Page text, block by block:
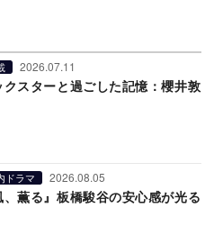
2026.07.11
クスターと過ごした記憶：櫻井敦
ドラマ 2026.08.05
、薫る』板橋駿谷の安心感が光る